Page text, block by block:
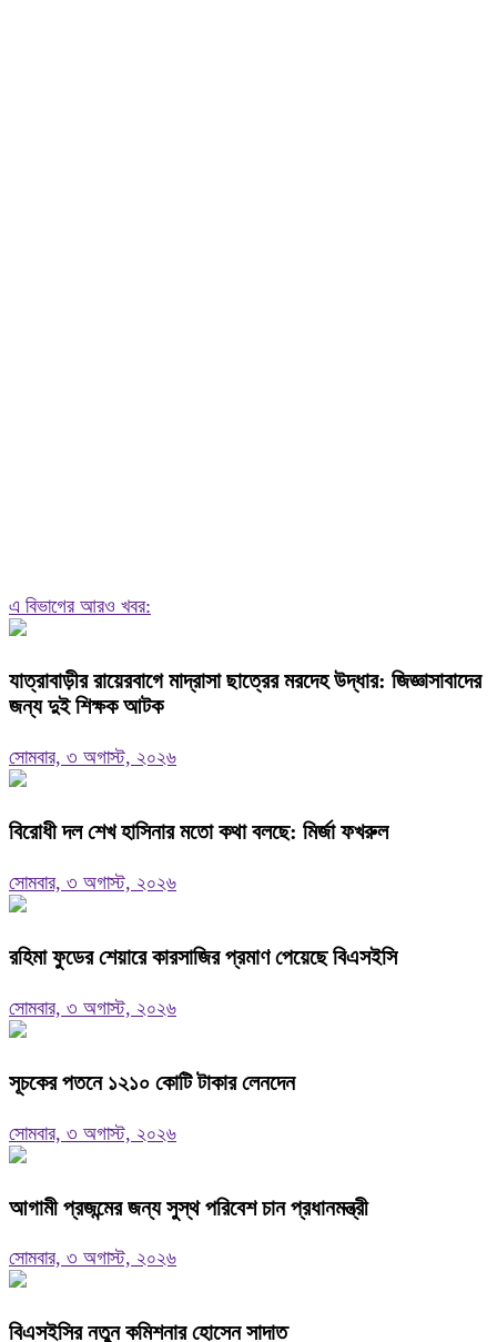
এ বিভাগের আরও খবর:
যাত্রাবাড়ীর রায়েরবাগে মাদ্রাসা ছাত্রের মরদেহ উদ্ধার: জিজ্ঞাসাবাদের
জন্য দুই শিক্ষক আটক
সোমবার, ৩ অগাস্ট, ২০২৬
বিরোধী দল শেখ হাসিনার মতো কথা বলছে: মির্জা ফখরুল
সোমবার, ৩ অগাস্ট, ২০২৬
রহিমা ফুডের শেয়ারে কারসাজির প্রমাণ পেয়েছে বিএসইসি
সোমবার, ৩ অগাস্ট, ২০২৬
সূচকের পতনে ১২১০ কোটি টাকার লেনদেন
সোমবার, ৩ অগাস্ট, ২০২৬
আগামী প্রজন্মের জন্য সুস্থ পরিবেশ চান প্রধানমন্ত্রী
সোমবার, ৩ অগাস্ট, ২০২৬
বিএসইসির নতুন কমিশনার হোসেন সাদাত